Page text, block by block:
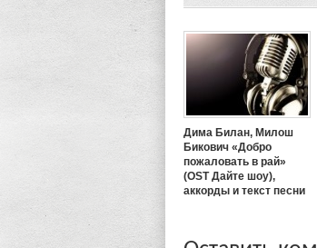
Дима Билан, Милош
Бикович «Добро
пожаловать в рай»
(OST Дайте шоу),
аккорды и текст песни